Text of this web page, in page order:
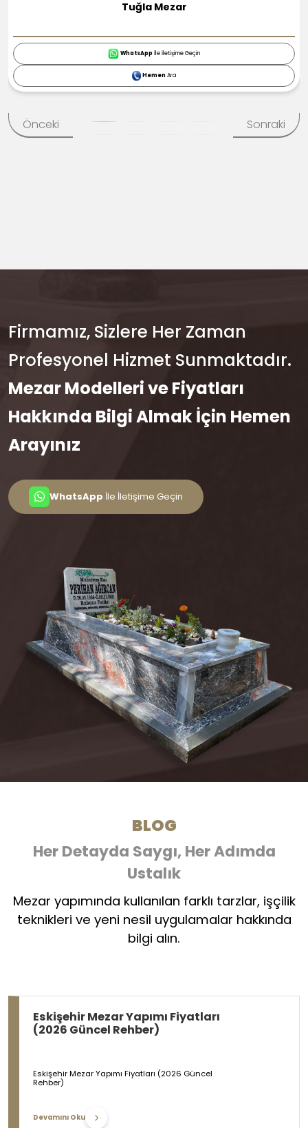
4 Kişilik Aile Duvarı
WhatsApp İle İletişime Geçin
HemenAra
Önceki Sonraki
Firmamız, Sizlere Her Zaman
Profesyonel Hizmet Sunmaktadır.
Mezar Modelleri ve Fiyatları
Hakkında Bilgi Almak İçin Hemen
Arayınız
WhatsApp İle İletişime Geçin
BLOG
Her Detayda Saygı, Her Adımda
Ustalık
Mezar yapımında kullanılan farklı tarzlar, işçilik
teknikleri ve yeni nesil uygulamalar hakkında
bilgi alın.
Eskişehir Mezar Yapımı Fiyatları
(2026 Güncel Rehber)
Eskişehir Mezar Yapımı Fiyatları (2026 Güncel
Rehber)
Devamını Oku